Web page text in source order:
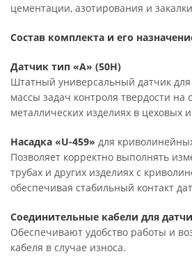
цементации, азотирования и
Состав комплекта и его
Датчик тип «A» (50Н)
Штатный универсальный датчик
массы задач контроля твердости на
металлических изделиях в цеховых
Насадка «U-459» для
Позволяет корректно выполнять
трубах и других изделиях с
обеспечивая стабильный контакт
Соединительные кабели для
Обеспечивают удобство работы и
кабеля в случае износа.